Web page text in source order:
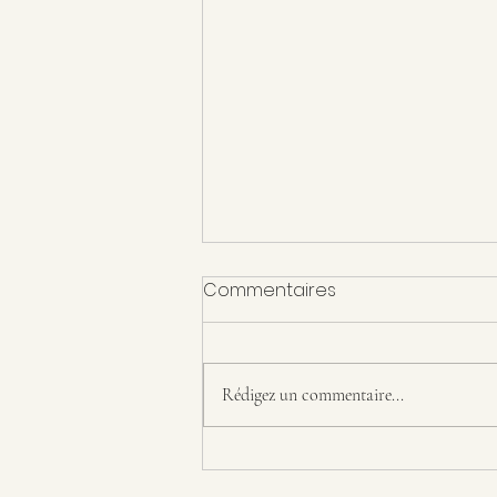
La Bifurcation Berlin 1933
Commentaires
Rédigez un commentaire...